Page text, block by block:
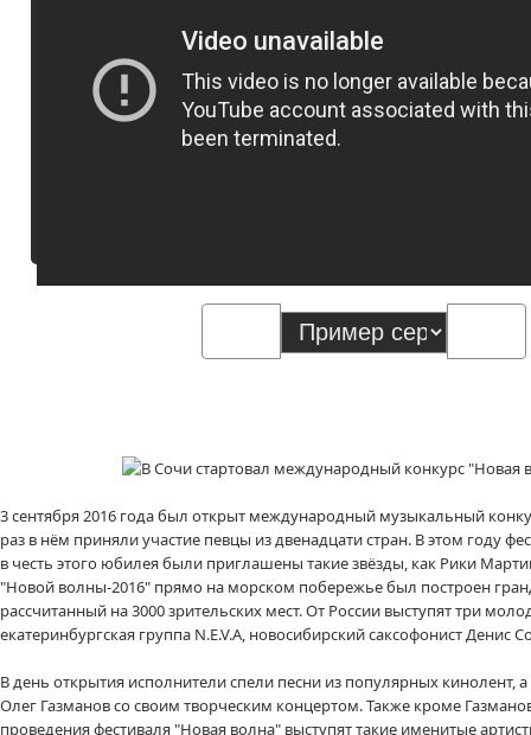
3 сентября 2016 года был открыт международный музыкальный
раз в нём приняли участие певцы из двенадцати стран. В этом году
в честь этого юбилея были приглашены такие звёзды, как Рики
"Новой волны-2016" прямо на морском побережье был построен
рассчитанный на 3000 зрительских мест. От России выступят три
екатеринбургская группа N.E.V.A, новосибирский саксофонист Денис
В день открытия исполнители спели песни из популярных кинолент,
Олег Газманов со своим творческим концертом. Также кроме
проведения фестиваля "Новая волна" выступят такие именитые